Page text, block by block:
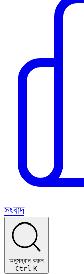
সংবাদ
অনুসন্ধান করুন
Ctrl K